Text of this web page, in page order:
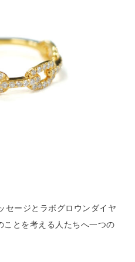
セージとラボグロウンダイヤ
ことを考える人たちへ一つの